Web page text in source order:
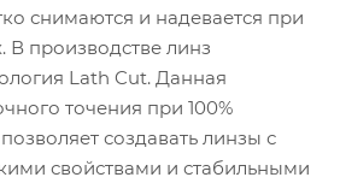
снимаются и надевается при
производстве линз
Lath Cut. Данная
точения при 100%
создавать линзы с
свойствами и стабильными